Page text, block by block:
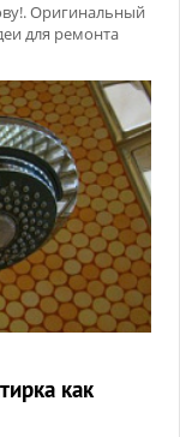
Оригинальный
для ремонта
как